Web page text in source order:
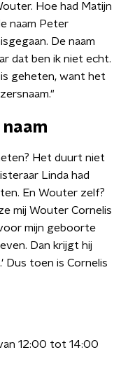
Hoe had Matijn
naam Peter
De naam
dat ben ik niet echt.
geheten, want het
Het duurt niet
Linda had
En Wouter zelf?
mij Wouter Cornelis
mijn geboorte
Dan krijgt hij
Dus toen is Cornelis
12:00 tot 14:00